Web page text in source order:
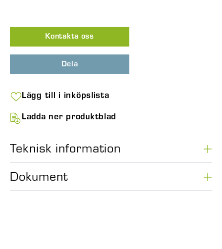
Kontakta oss
Dela
Lägg till i inköpslista
Ladda ner produktblad
Teknisk information
Dokument